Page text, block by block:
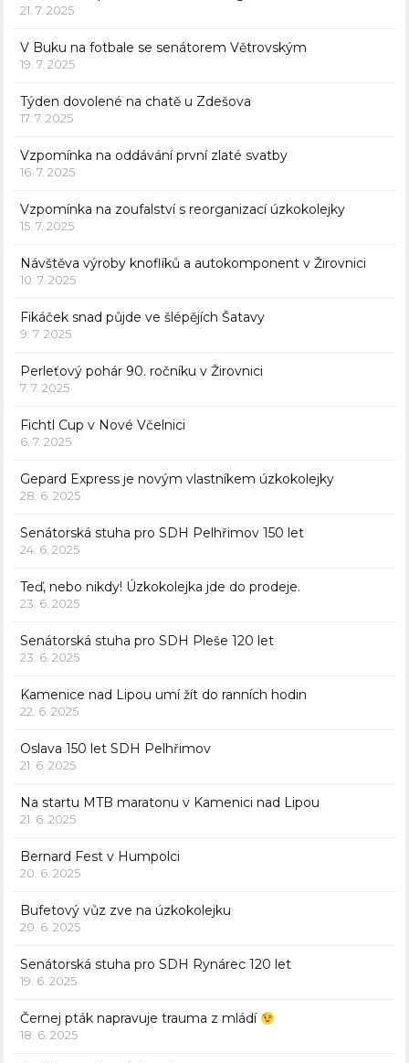
21. 7. 2025
V Buku na fotbale se senátorem Větrovským
19. 7. 2025
Týden dovolené na chatě u Zdešova
17. 7. 2025
Vzpomínka na oddávání první zlaté svatby
16. 7. 2025
Vzpomínka na zoufalství s reorganizací úzkokolejky
15. 7. 2025
Návštěva výroby knoflíků a autokomponent v Žirovnici
10. 7. 2025
Fikáček snad půjde ve šlépějích Šatavy
9. 7. 2025
Perleťový pohár 90. ročníku v Žirovnici
7. 7. 2025
Fichtl Cup v Nové Včelnici
6. 7. 2025
Gepard Express je novým vlastníkem úzkokolejky
28. 6. 2025
Senátorská stuha pro SDH Pelhřimov 150 let
24. 6. 2025
Teď, nebo nikdy! Úzkokolejka jde do prodeje.
23. 6. 2025
Senátorská stuha pro SDH Pleše 120 let
23. 6. 2025
Kamenice nad Lipou umí žít do ranních hodin
22. 6. 2025
Oslava 150 let SDH Pelhřimov
21. 6. 2025
Na startu MTB maratonu v Kamenici nad Lipou
21. 6. 2025
Bernard Fest v Humpolci
20. 6. 2025
Bufetový vůz zve na úzkokolejku
20. 6. 2025
Senátorská stuha pro SDH Rynárec 120 let
19. 6. 2025
Černej pták napravuje trauma z mládí
18. 6. 2025